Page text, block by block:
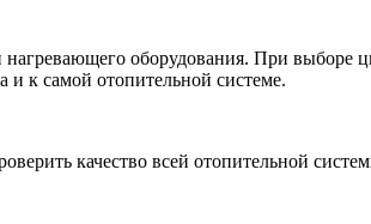
оборудования. При выборе
и к самой отопительной системе.
качество всей отопительной